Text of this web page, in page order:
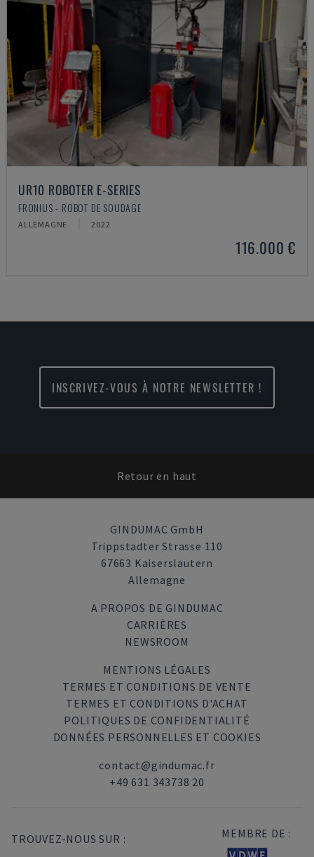
UR10 ROBOTER E-SERIES
FRONIUS - ROBOT DE SOUDAGE
ALLEMAGNE 2022
116.000 €
INSCRIVEZ-VOUS À NOTRE NEWSLETTER !
Retour en haut
GINDUMAC GmbH
Trippstadter Strasse 110
67663 Kaiserslautern
Allemagne
A PROPOS DE GINDUMAC
CARRIÈRES
NEWSROOM
MENTIONS LÉGALES
TERMES ET CONDITIONS DE VENTE
TERMES ET CONDITIONS D'ACHAT
POLITIQUES DE CONFIDENTIALITÉ
DONNÉES PERSONNELLES ET COOKIES
contact@gindumac.fr
+49 631 343738 20
TROUVEZ-NOUS SUR : MEMBRE DE :